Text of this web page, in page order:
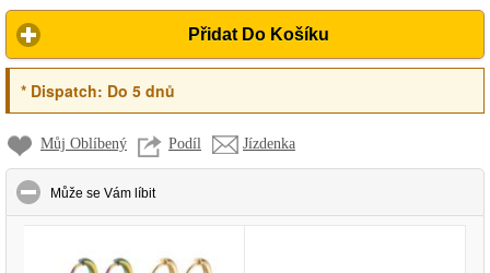
Přidat Do Košíku
*Dispatch: Do 5 dnů
Můj Oblíbený Podíl Jízdenka
Může se Vám líbitclick to collapse contents